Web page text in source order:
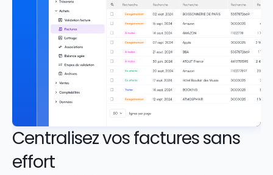
Centralisez vos factures sans
effort